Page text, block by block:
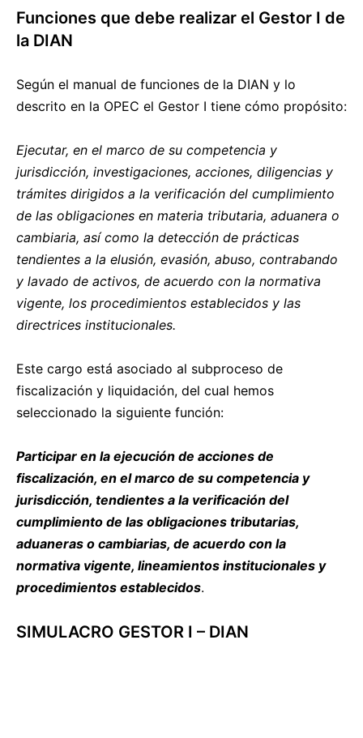
Funciones que debe realizar el Gestor I de
la DIAN
Según el manual de funciones de la DIAN y lo
descrito en la OPEC el Gestor I tiene cómo propósito:
Ejecutar, en el marco de su competencia y
jurisdicción, investigaciones, acciones, diligencias y
trámites dirigidos a la verificación del cumplimiento
de las obligaciones en materia tributaria, aduanera o
cambiaria, así como la detección de prácticas
tendientes a la elusión, evasión, abuso, contrabando
y lavado de activos, de acuerdo con la normativa
vigente, los procedimientos establecidos y las
directrices institucionales.
Este cargo está asociado al subproceso de
fiscalización y liquidación, del cual hemos
seleccionado la siguiente función:
Participar en la ejecución de acciones de
fiscalización, en el marco de su competencia y
jurisdicción, tendientes a la verificación del
cumplimiento de las obligaciones tributarias,
aduaneras o cambiarias, de acuerdo con la
normativa vigente, lineamientos institucionales y
procedimientos establecidos.
SIMULACRO GESTOR I – DIAN